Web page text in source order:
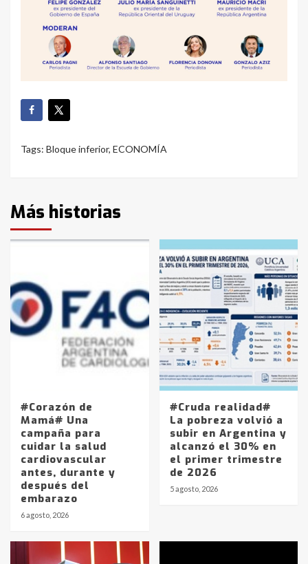
Tags: Bloque inferior, ECONOMÍA
Más historias
#Corazón de
Mamá# Una
campaña para
cuidar la salud
cardiovascular
antes, durante y
después del
embarazo
6 agosto, 2026
#Cruda realidad#
La pobreza volvió a
subir en Argentina y
alcanzó el 30% en
el primer trimestre
de 2026
5 agosto, 2026